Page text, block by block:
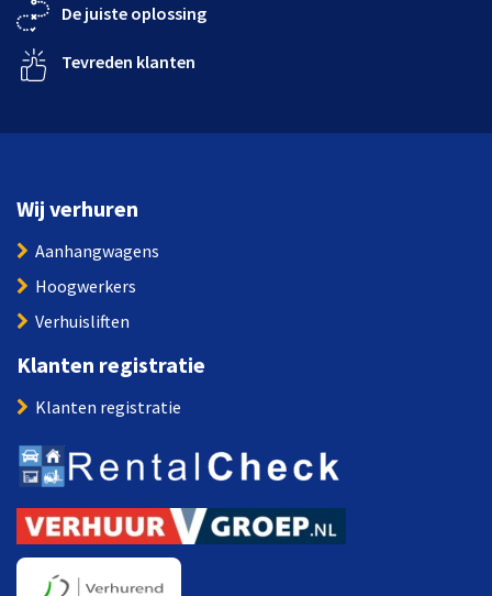
De juiste oplossing
Tevreden klanten
Wij verhuren
Aanhangwagens
Hoogwerkers
Verhuisliften
Klanten registratie
Klanten registratie